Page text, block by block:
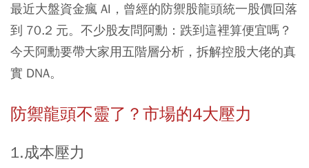
最近大盤資金瘋 AI，曾經的防禦股龍頭統一股價回落
到 70.2 元。不少股友問阿勳：跌到這裡算便宜嗎？
今天阿勳要帶大家用五階層分析，拆解控股大佬的真
實 DNA。
防禦龍頭不靈了？市場的4大壓力
1.成本壓力